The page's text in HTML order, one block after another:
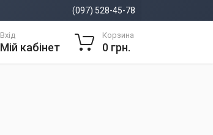
(097) 528-45-78
Вхід
Мій кабінет
Корзина
0 грн.